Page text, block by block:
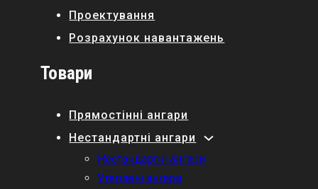
Проектування
Розрахунок навантажень
Товари
Прямостінні ангари
Нестандартні ангари
Нестандартні ангари
Утеплені ангари